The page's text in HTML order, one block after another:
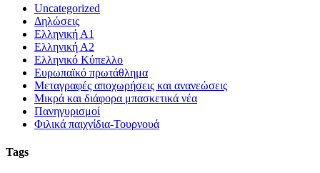
Uncategorized
Δηλώσεις
Ελληνική Α1
Ελληνική Α2
Ελληνικό Κύπελλο
Ευρωπαϊκό πρωτάθλημα
Μεταγραφές αποχωρήσεις και ανανεώσεις
Μικρά και διάφορα μπασκετικά νέα
Πανηγυρισμοί
Φιλικά παιχνίδια-Τουρνουά
Tags